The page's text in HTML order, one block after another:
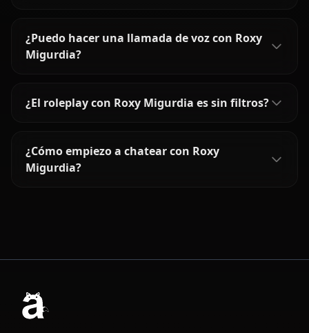
¿Puedo hacer una llamada de voz con Roxy
Migurdia?
¿El roleplay con Roxy Migurdia es sin filtros?
¿Cómo empiezo a chatear con Roxy
Migurdia?